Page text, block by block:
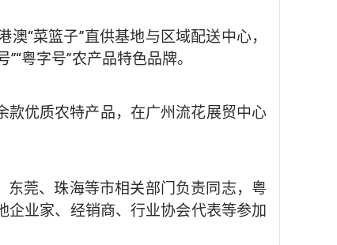
“菜篮子”直供基地与区域配送中心，
粤字号”农产品特色品牌。
优质农特产品，在广州流花展贸中心
东莞、珠海等市相关部门负责同志，粤
业家、经销商、行业协会代表等参加